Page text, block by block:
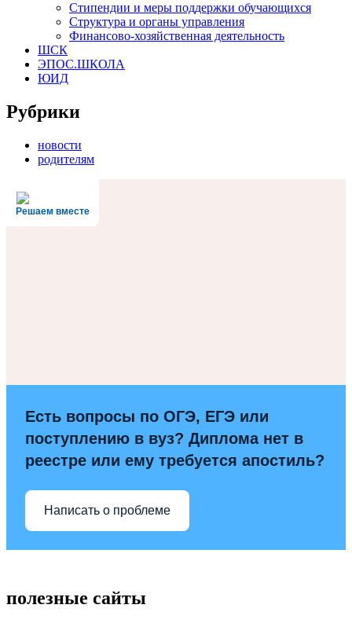
Стипендии и меры поддержки обучающихся
Структура и органы управления
Финансово-хозяйственная деятельность
ШСК
ЭПОС.ШКОЛА
ЮИД
Рубрики
новости
родителям
Решаем вместе
Есть вопросы по ОГЭ, ЕГЭ или
поступлению в вуз? Диплома нет в
реестре или ему требуется апостиль?
Написать о проблеме
полезные сайты